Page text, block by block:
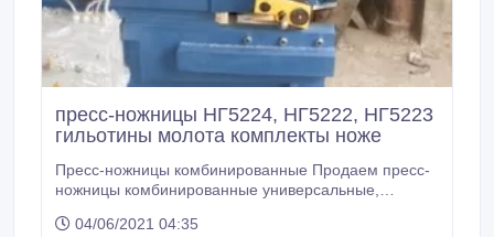
пресс-ножницы НГ5224, НГ5222, НГ5223
гильотины молота комплекты ноже
Пресс-ножницы комбинированные Продаем пресс-
ножницы комбинированные универсальные,
380т.руб., НГ 5224-650т.р, (резка уголка под углом
04/06/2021 04:35